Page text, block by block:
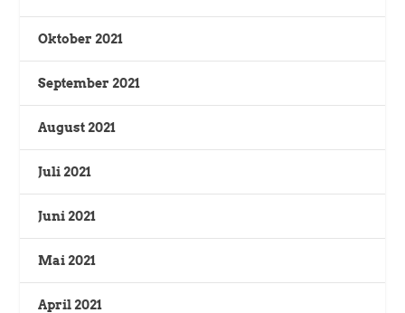
Oktober 2021
September 2021
August 2021
Juli 2021
Juni 2021
Mai 2021
April 2021